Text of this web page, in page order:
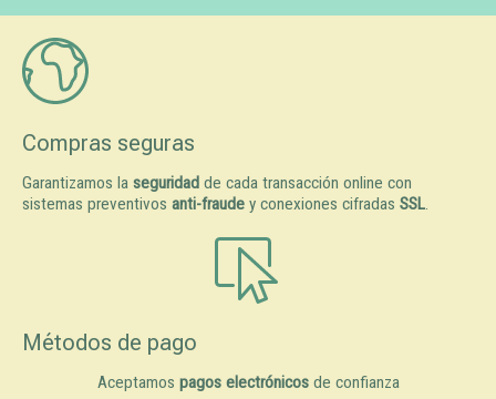
Compras seguras
Garantizamos la seguridad de cada transacción online con
sistemas preventivos anti-fraude y conexiones cifradas SSL.
Métodos de pago
Aceptamos pagos electrónicosde confianza